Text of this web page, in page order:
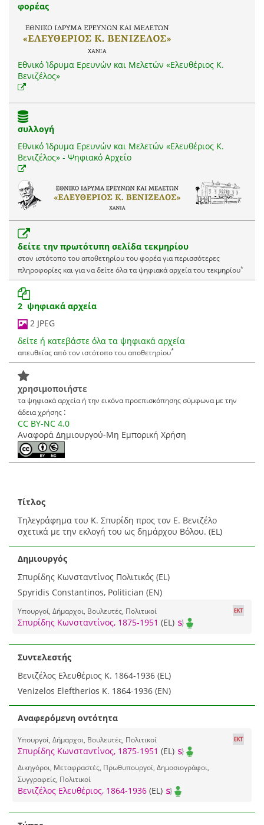
φορέας
Εθνικό Ίδρυμα Ερευνών και Μελετών «Ελευθέριος Κ.
Βενιζέλος»
συλλογή
Εθνικό Ίδρυμα Ερευνών και Μελετών «Ελευθέριος Κ.
Βενιζέλος» - Ψηφιακό Αρχείο
δείτε την πρωτότυπη σελίδα τεκμηρίου
στον ιστότοπο του αποθετηρίου του φορέα για περισσότερες
πληροφορίες και για να δείτε όλα τα ψηφιακά αρχεία του τεκμηρίου*
2 ψηφιακά αρχεία
2 JPEG
δείτε ή κατεβάστε όλα τα ψηφιακά αρχεία
απευθείας από τον ιστότοπο του αποθετηρίου*
χρησιμοποιήστε
τα ψηφιακά αρχεία ή την εικόνα προεπισκόπησης σύμφωνα με την
άδεια χρήσης :
CC BY-NC 4.0
Αναφορά Δημιουργού-Μη Εμπορική Χρήση
Τίτλος
Τηλεγράφημα του Κ. Σπυρίδη προς τον Ε. Βενιζέλο
σχετικά με την εκλογή του ως δημάρχου Βόλου. (EL)
Δημιουργός
Σπυρίδης Κωνσταντίνος Πολιτικός (EL)
Spyridis Constantinos, Politician (EN)
Υπουργοί, Δήμαρχοι, Βουλευτές, Πολιτικοί
Σπυρίδης Κωνσταντίνος, 1875-1951 (EL)
Συντελεστής
Βενιζέλος Ελευθέριος Κ. 1864-1936 (EL)
Venizelos Eleftherios K. 1864-1936 (EN)
Αναφερόμενη οντότητα
Υπουργοί, Δήμαρχοι, Βουλευτές, Πολιτικοί
Σπυρίδης Κωνσταντίνος, 1875-1951 (EL)
Δικηγόροι, Μεταφραστές, Πρωθυπουργοί, Δημοσιογράφοι,
Συγγραφείς, Πολιτικοί
Βενιζέλος Ελευθέριος, 1864-1936 (EL)